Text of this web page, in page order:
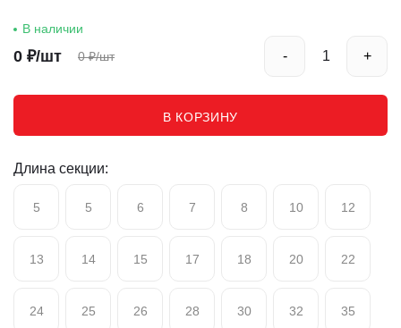
В наличии
0 ₽/шт 0 ₽/шт - +
В КОРЗИНУ
Длина секции:
5 5 6 7 8 10 12
13 14 15 17 18 20 22
24 25 26 28 30 32 35